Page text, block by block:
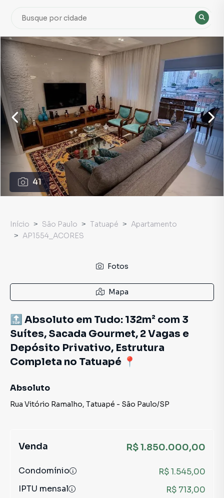
41
Início São Paulo Tatuapé
Apartamento
AP1554_ACORES
Fotos
Mapa
🔝 Absoluto em Tudo: 132m² com 3
Suítes, Sacada Gourmet, 2 Vagas e
Depósito Privativo, Estrutura
Completa no Tatuapé 📍
Absoluto
Rua Vitório Ramalho, Tatuapé - São Paulo/SP
Venda R$ 1.850.000,00
Condomínio
R$ 1.545,00
IPTU mensal
R$ 713,00